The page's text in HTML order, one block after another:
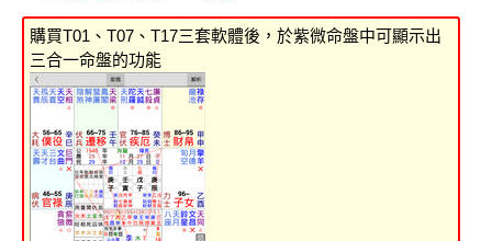
購買T01、T07、T17三套軟體後，於紫微命盤中可顯示出
三合一命盤的功能